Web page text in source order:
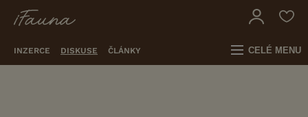
INZERCE DISKUSE ČLÁNKY CELÉ MENU